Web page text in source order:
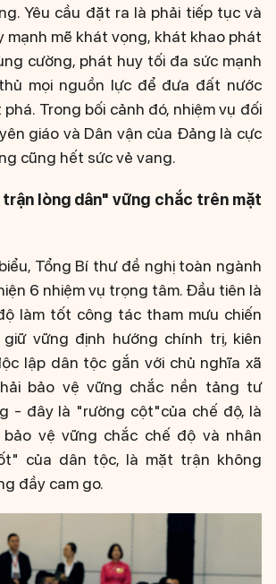
Yêu cầu đặt ra là phải tiếp tục và
mạnh mẽ khát vọng, khát khao phát
cường, phát huy tối đa sức mạnh
mọi nguồn lực để đưa đất nước
Trong bối cảnh đó, nhiệm vụ đối
giáo và Dân vận của Đảng là cực
cũng hết sức vẻ vang.
lòng dân" vững chắc trên mặt
Tổng Bí thư đề nghị toàn ngành
6 nhiệm vụ trọng tâm. Đầu tiên là
làm tốt công tác tham mưu chiến
vững định hướng chính trị, kiên
lập dân tộc gắn với chủ nghĩa xã
bảo vệ vững chắc nền tảng tư
- đây là "rường cột"của chế độ, là
vệ vững chắc chế độ và nhân
của dân tộc, là mặt trận không
đầy cam go.